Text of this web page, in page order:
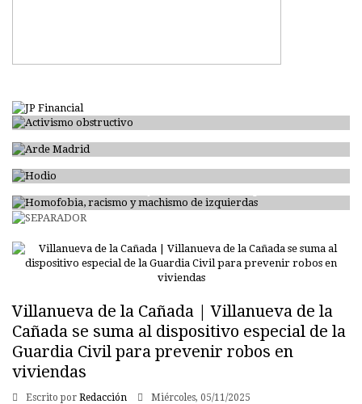
Activismo obstructivo
Villanueva de la Cañada | Villanueva de la
Cañada se suma al dispositivo especial de la
Guardia Civil para prevenir robos en
viviendas
Escrito por Redacción Miércoles, 05/11/2025